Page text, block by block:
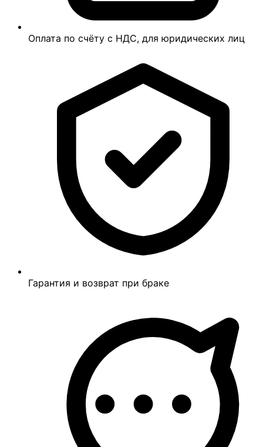
Оплата по счёту с НДС, для юридических лиц
Гарантия и возврат при браке